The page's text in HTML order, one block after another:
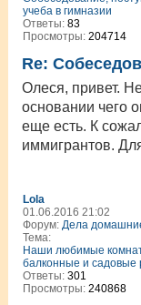
учеба в гимназии
Ответы: 83
Просмотры: 204714
Re:
Олеся, привет.
основании чего
еще есть. К
иммигрантов.
Lola
01.06.2016 21:02
Форум: Дела
Тема:
Наши любимые
балконные и садовые
Ответы: 301
Просмотры: 240868